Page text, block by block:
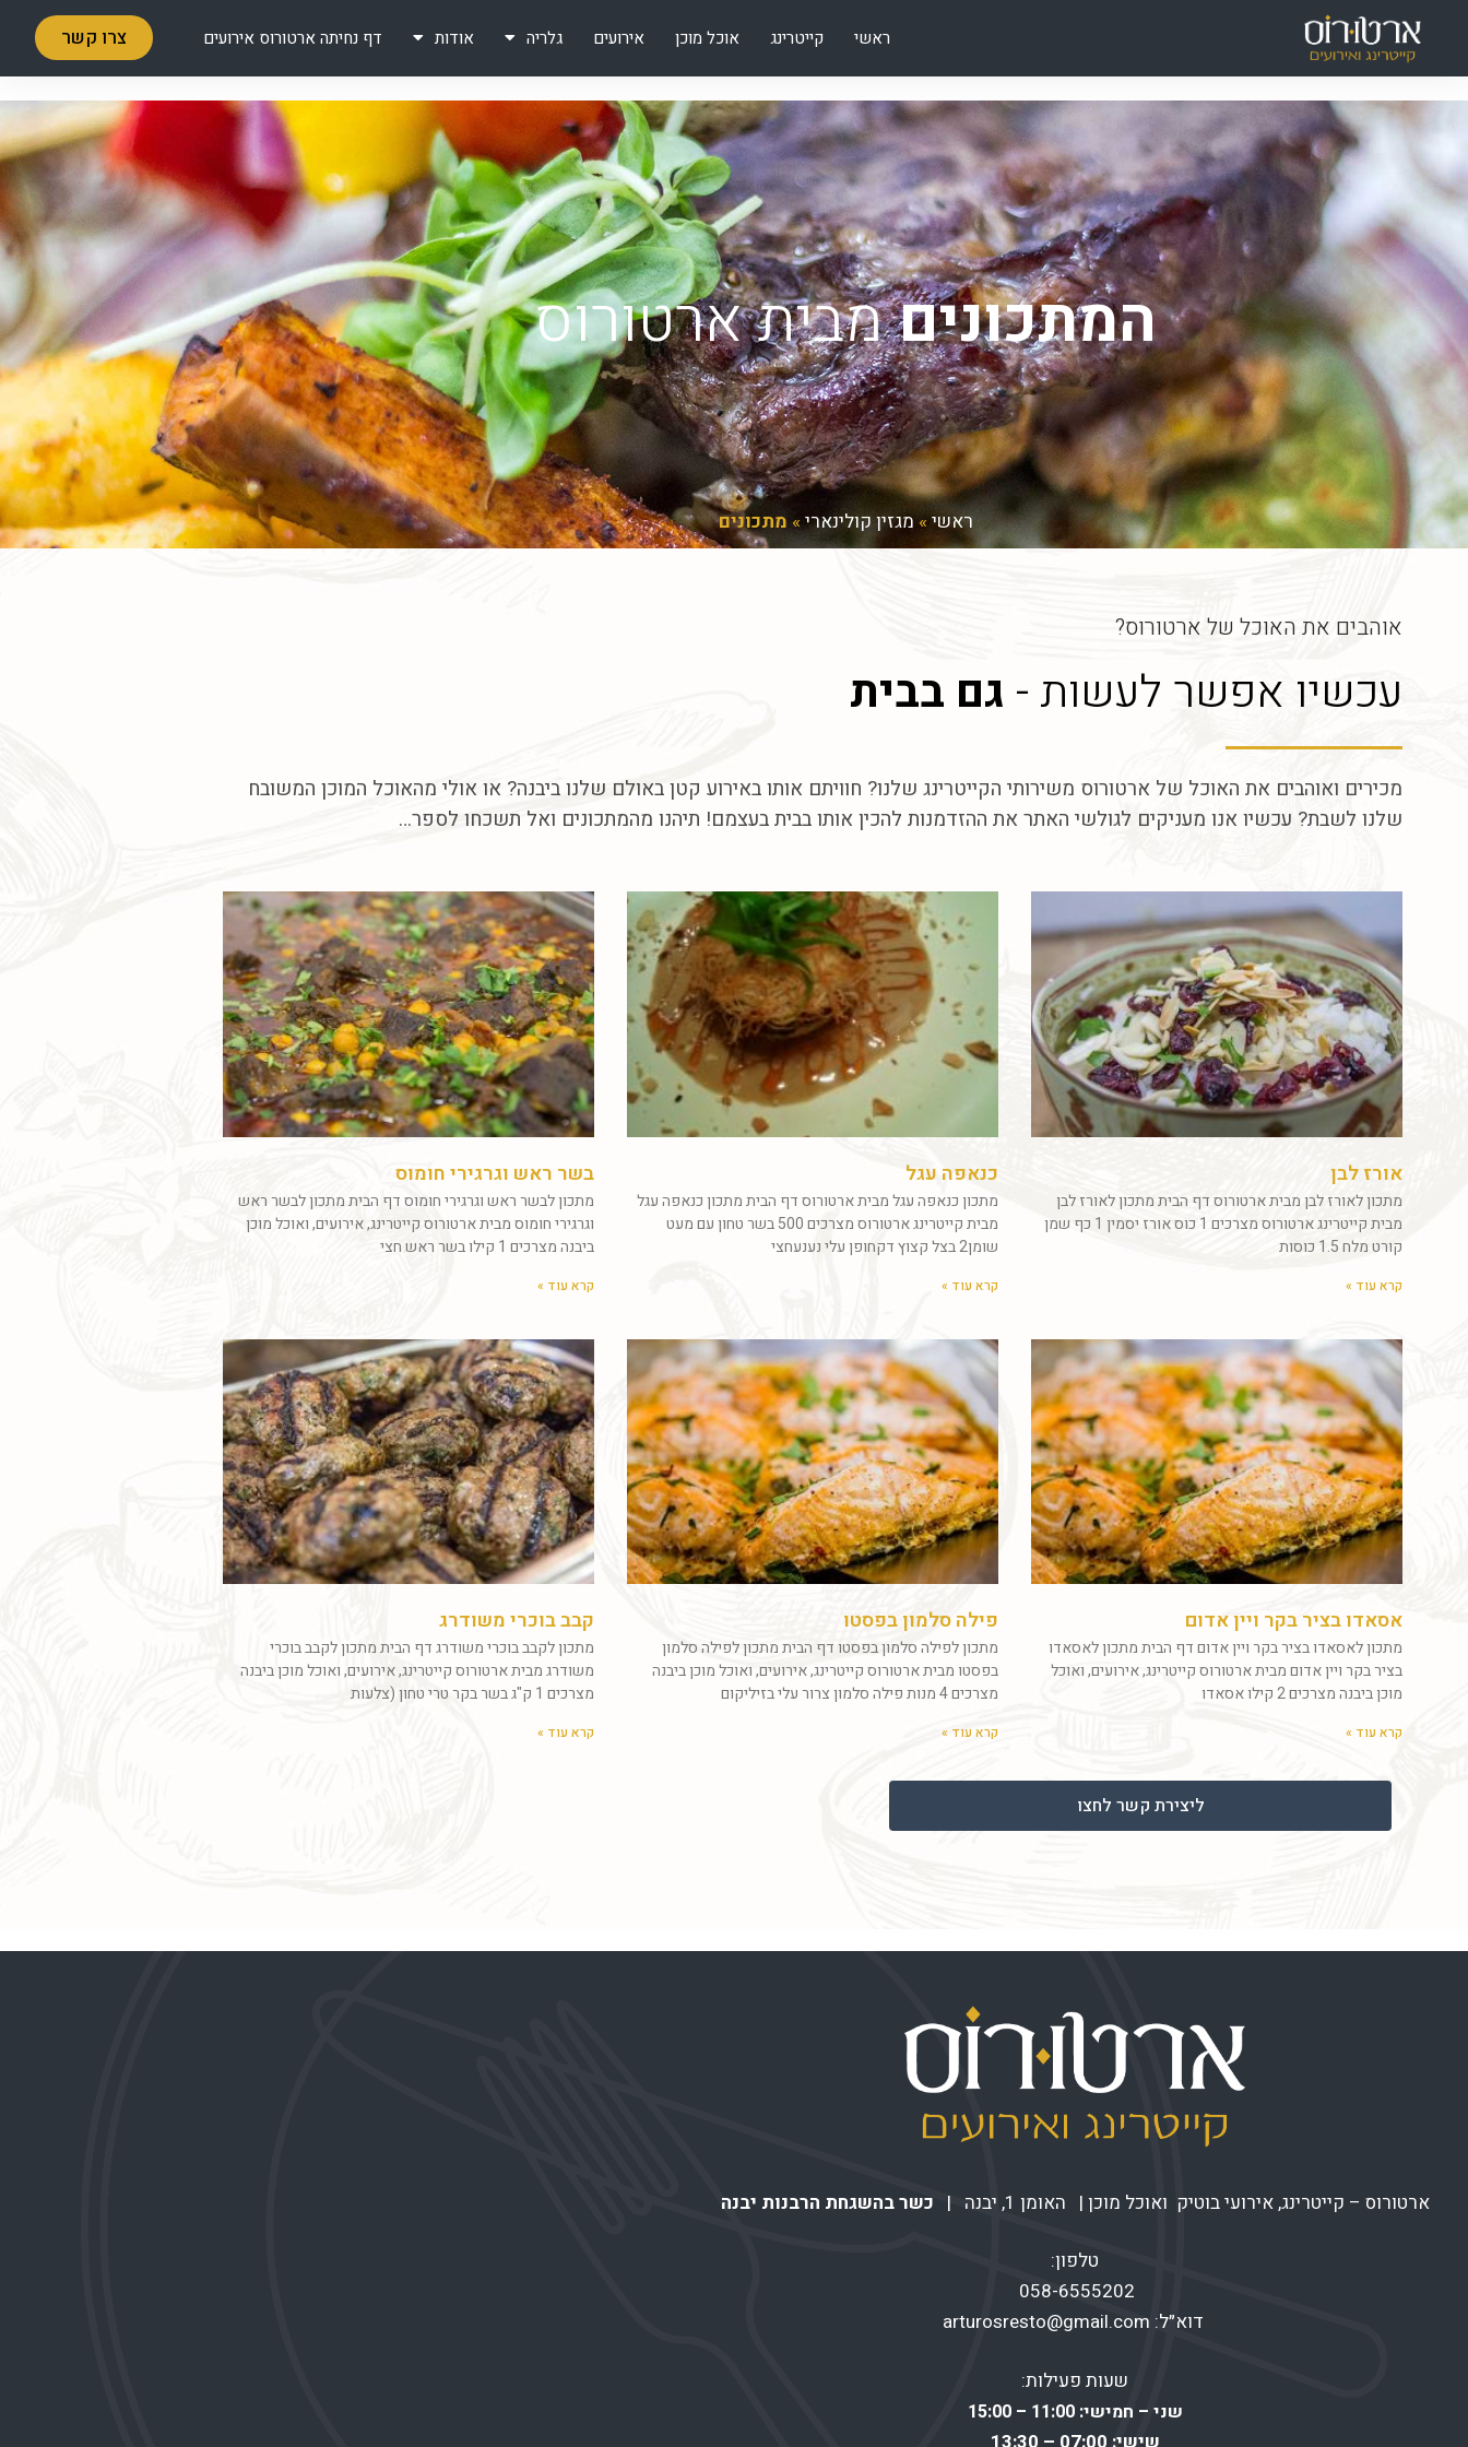
ראשי קייטרינג אוכל מוכן אירועים גלריה אודות דף נחיתה ארטורוס אירועים צרו קשר
המתכוניםמבית ארטורוס
ראשי»מגזין קולינארי» מתכונים
אוהבים את האוכל של ארטורוס?
עכשיו אפשר לעשות - גם בבית
מכירים ואוהבים את האוכל של ארטורוס משירותי הקייטרינג שלנו? חוויתם אותו באירוע קטן באולם שלנו ביבנה? או אולי מהאוכל המוכן המשובח
שלנו לשבת? עכשיו אנו מעניקים לגולשי האתר את ההזדמנות להכין אותו בבית בעצמם! תיהנו מהמתכונים ואל תשכחו לספר…
אורז לבן
מתכון לאורז לבן מבית ארטורוס דף הבית מתכון לאורז לבן
מבית קייטרינג ארטורוס מצרכים 1 כוס אורז יסמין 1 כף שמן
קורט מלח 1.5 כוסות
קרא עוד »
כנאפה עגל
מתכון כנאפה עגל מבית ארטורוס דף הבית מתכון כנאפה עגל
מבית קייטרינג ארטורוס מצרכים 500 בשר טחון עם מעט
שומן2 בצל קצוץ דקחופן עלי נענעחצי
קרא עוד »
בשר ראש וגרגירי חומוס
מתכון לבשר ראש וגרגירי חומוס דף הבית מתכון לבשר ראש
וגרגירי חומוס מבית ארטורוס קייטרינג, אירועים, ואוכל מוכן
ביבנה מצרכים 1 קילו בשר ראש חצי
קרא עוד »
אסאדו בציר בקר ויין אדום
מתכון לאסאדו בציר בקר ויין אדום דף הבית מתכון לאסאדו
בציר בקר ויין אדום מבית ארטורוס קייטרינג, אירועים, ואוכל
מוכן ביבנה מצרכים 2 קילו אסאדו
קרא עוד »
פילה סלמון בפסטו
מתכון לפילה סלמון בפסטו דף הבית מתכון לפילה סלמון
בפסטו מבית ארטורוס קייטרינג, אירועים, ואוכל מוכן ביבנה
מצרכים 4 מנות פילה סלמון צרור עלי בזיליקום
קרא עוד »
קבב בוכרי משודרג
מתכון לקבב בוכרי משודרג דף הבית מתכון לקבב בוכרי
משודרג מבית ארטורוס קייטרינג, אירועים, ואוכל מוכן ביבנה
מצרכים 1 ק"ג בשר בקר טרי טחון (צלעות
קרא עוד »
ליצירת קשר לחצו
ארטורוס – קייטרינג, אירועי בוטיק ואוכל מוכן | האומן 1, יבנה | כשר בהשגחת הרבנות יבנה
טלפון:
058-6555202
דוא״ל: arturosresto@gmail.com
שעות פעילות:
שני – חמישי: 11:00 – 15:00